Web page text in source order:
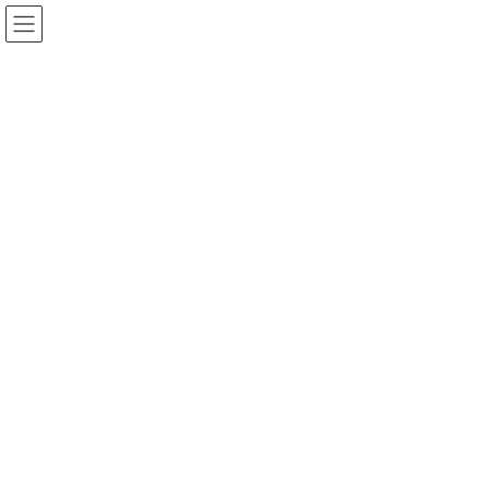
コ
ン
ナ
ビ